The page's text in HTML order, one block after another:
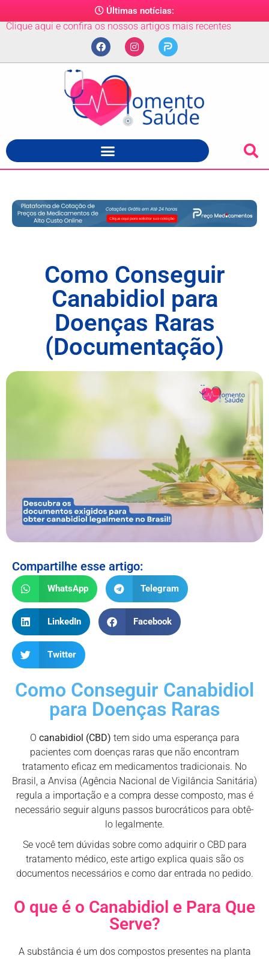
Últimas notícias:
Clique aqui e confira os nossos artigos mais recentes
Como Conseguir
Canabidiol para
Doenças Raras
(Documentação)
Compartilhe esse artigo:
WhatsApp Telegram
LinkedIn Facebook
Twitter
Como Conseguir Canabidiol
para Doenças Raras
O canabidiol (CBD) tem sido uma esperança para
pacientes com doenças raras que não encontram
tratamento eficaz em medicamentos tradicionais. No
Brasil, a Anvisa (Agência Nacional de Vigilância Sanitária)
regula a importação e a compra desse composto, mas é
necessário seguir alguns passos burocráticos para obtê-
lo legalmente.
Se você tem dúvidas sobre como adquirir o CBD para
tratamento médico, este artigo explica quais são os
documentos necessários e como dar entrada no pedido.
O que é o Canabidiol e Para Que
Serve?
A substância é um dos compostos presentes na planta